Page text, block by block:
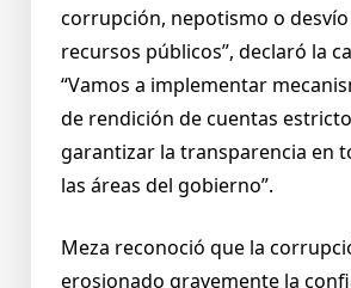
corrupción, nepotismo o
recursos públicos”, declaró la
“Vamos a implementar
de rendición de cuentas
garantizar la transparencia en
las áreas del gobierno”.
Meza reconoció que la
erosionado gravemente la